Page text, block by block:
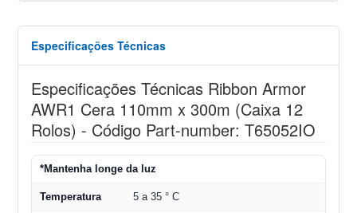
Especificações Técnicas
Especificações Técnicas Ribbon Armor
AWR1 Cera 110mm x 300m (Caixa 12
Rolos) - Código Part-number: T65052IO
*Mantenha longe da luz
Temperatura 5 a 35 ° C